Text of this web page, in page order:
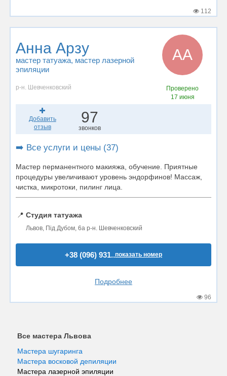
112
Анна Арзу
мастер татуажа, мастер лазерной
эпиляции
АА
р-н. Шевченковский
Проверено
17 июня
Добавить
отзыв
97
звонков
➡️ Все услуги и цены (37)
Мастер перманентного макияжа, обучение. Приятные
процедуры увеличивают уровень эндорфинов! Массаж,
чистка, микротоки, пилинг лица.
📍 Студия татуажа
Львов, Під Дубом, 6а р-н. Шевченковский
+38 (096) 931..показать номер
Подробнее
96
Все мастера Львова
Мастера шугаринга
Мастера восковой депиляции
Мастера лазерной эпиляции